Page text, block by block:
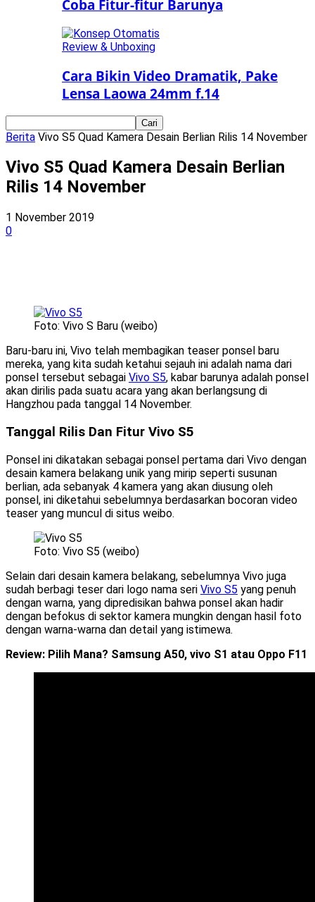
Coba Fitur-fitur Barunya
Review & Unboxing
Cara Bikin Video Dramatik, Pake
Lensa Laowa 24mm f.14
Berita Vivo S5 Quad Kamera Desain Berlian Rilis 14 November
Vivo S5 Quad Kamera Desain Berlian
Rilis 14 November
1 November 2019
0
Foto: Vivo S Baru (weibo)
Baru-baru ini, Vivo telah membagikan teaser ponsel baru
mereka, yang kita sudah ketahui sejauh ini adalah nama dari
ponsel tersebut sebagai Vivo S5, kabar barunya adalah ponsel
akan dirilis pada suatu acara yang akan berlangsung di
Hangzhou pada tanggal 14 November.
Tanggal Rilis Dan Fitur Vivo S5
Ponsel ini dikatakan sebagai ponsel pertama dari Vivo dengan
desain kamera belakang unik yang mirip seperti susunan
berlian, ada sebanyak 4 kamera yang akan diusung oleh
ponsel, ini diketahui sebelumnya berdasarkan bocoran video
teaser yang muncul di situs weibo.
Foto: Vivo S5 (weibo)
Selain dari desain kamera belakang, sebelumnya Vivo juga
sudah berbagi teser dari logo nama seri Vivo S5 yang penuh
dengan warna, yang dipredisikan bahwa ponsel akan hadir
dengan befokus di sektor kamera mungkin dengan hasil foto
dengan warna-warna dan detail yang istimewa.
Review: Pilih Mana? Samsung A50, vivo S1 atau Oppo F11